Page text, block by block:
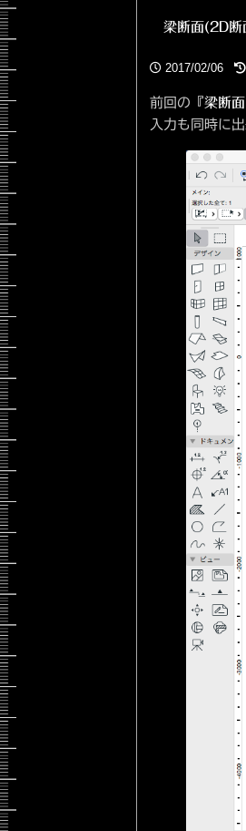
梁断面(2D
2017/02/06
前回の『梁断
入力も同時に